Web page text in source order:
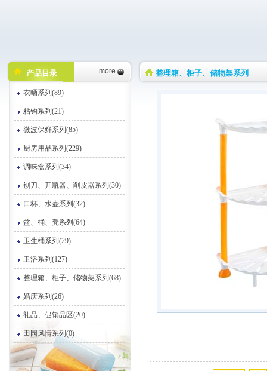
产品目录 more
衣晒系列(89)
粘钩系列(21)
微波保鲜系列(85)
厨房用品系列(229)
调味盒系列(34)
刨刀、开瓶器、削皮器系列(30)
口杯、水壶系列(32)
盆、桶、凳系列(64)
卫生桶系列(29)
卫浴系列(127)
整理箱、柜子、储物架系列(68)
婚庆系列(26)
礼品、促销品区(20)
田园风情系列(0)
整理箱、柜子、储物架系列